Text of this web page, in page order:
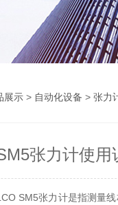
展示 > 自动化设备 > 张力
张力计使用
SM5张力计是指测量